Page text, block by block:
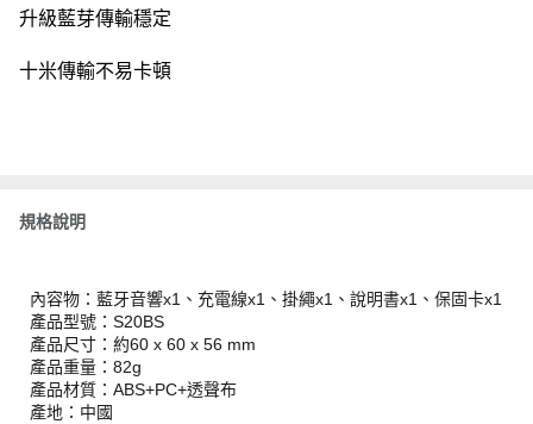
升級藍芽傳輸穩定
十米傳輸不易卡頓
規格說明
內容物：藍牙音響x1、充電線x1、掛繩x1、說明書x1、保固卡x1
產品型號：S20BS
產品尺寸：約60 x 60 x 56 mm
產品重量：82g
產品材質：ABS+PC+透聲布
產地：中國